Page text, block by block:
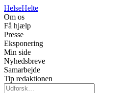
HelseHelte
Om os
Få hjælp
Presse
Eksponering
Min side
Nyhedsbreve
Samarbejde
Tip redaktionen